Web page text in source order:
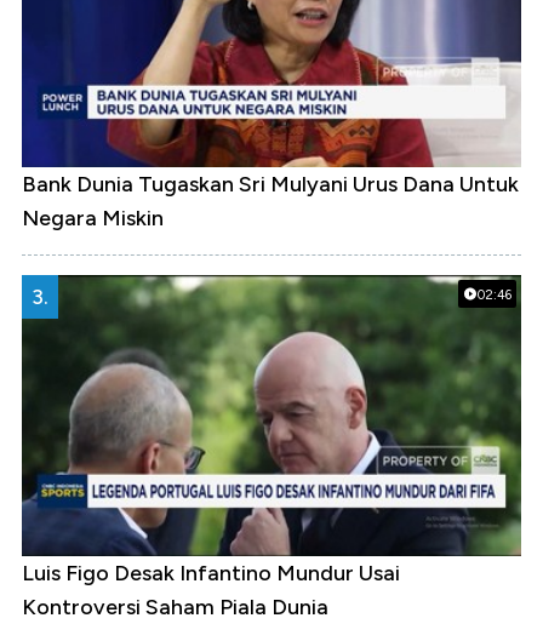
Bank Dunia Tugaskan Sri Mulyani Urus Dana Untuk
Negara Miskin
02:46
3.
Luis Figo Desak Infantino Mundur Usai
Kontroversi Saham Piala Dunia